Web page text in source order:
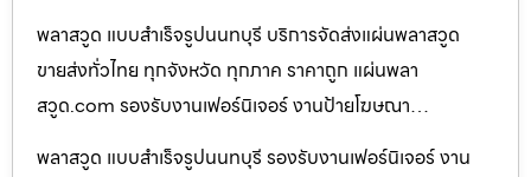
พลาสวูด แบบสำเร็จรูปนนทบุรี บริการจัดส่งแผ่นพลาสวูด
ขายส่งทั่วไทย ทุกจังหวัด ทุกภาค ราคาถูก แผ่นพลา
สวูด.com รองรับงานเฟอร์นิเจอร์ งานป้ายโฆษณา…
พลาสวูด แบบสำเร็จรูปนนทบุรี รองรับงานเฟอร์นิเจอร์ งาน